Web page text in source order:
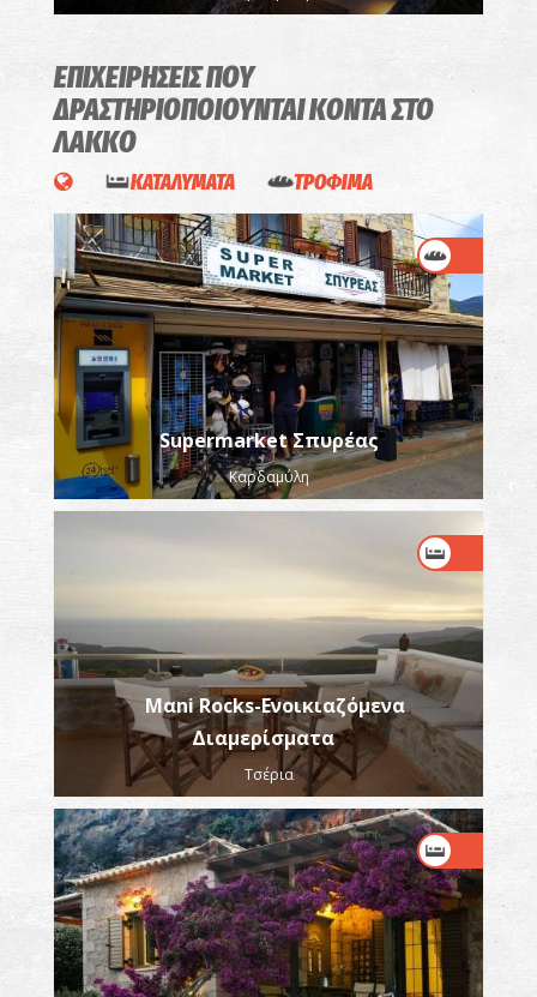
ΕΠΙΧΕΙΡΗΣΕΙΣ ΠΟΥ
ΔΡΑΣΤΗΡΙΟΠΟΙΟΥΝΤΑΙΚΟΝΤΑ ΣΤΟ
ΛΑΚΚΟ
ΚΑΤΑΛΥΜΑΤΑ ΤΡΟΦΙΜΑ
Supermarket Σπυρέας
Καρδαμύλη
Μαni Rocks-Ενοικιαζόμενα
Διαμερίσματα
Τσέρια